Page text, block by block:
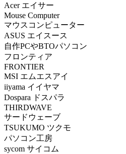
Acer エイサー
Mouse Computer
マウスコンピューター
ASUS エイスース
自作PCやBTOパソコン
フロンティア
FRONTIER
MSI エムエスアイ
iiyama イイヤマ
Dospara ドスパラ
THIRDWAVE
サードウェーブ
TSUKUMO ツクモ
パソコン工房
sycom サイコム